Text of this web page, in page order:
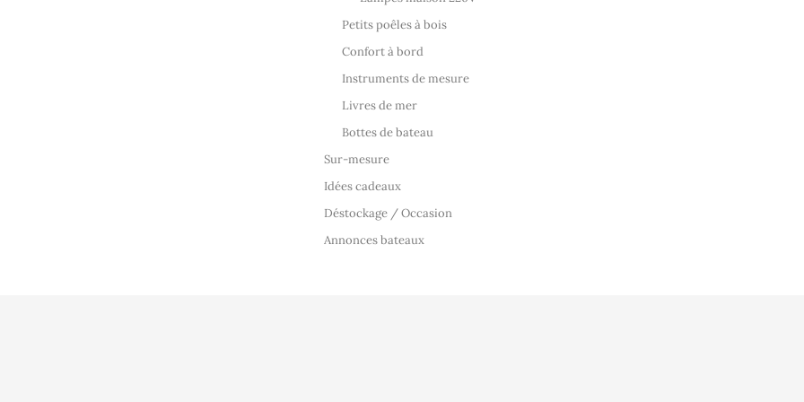
Petits poêles à bois
Confort à bord
Instruments de mesure
Livres de mer
Bottes de bateau
Sur-mesure
Idées cadeaux
Déstockage / Occasion
Annonces bateaux